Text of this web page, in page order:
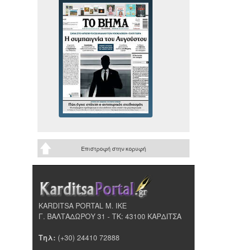
Επιστροφή στην κορυφή
KARDITSA PORTAL Μ. ΙΚΕ
Γ. ΒΑΛΤΑΔΩΡΟΥ 31 - ΤΚ: 43100 ΚΑΡΔΙΤΣΑ
Τηλ: (+30) 24410 72888